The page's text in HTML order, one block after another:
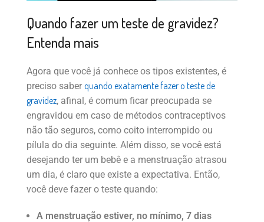
Quando fazer um teste de gravidez?
Entenda mais
Agora que você já conhece os tipos existentes, é
preciso saber quando exatamente fazer o teste de
gravidez, afinal, é comum ficar preocupada se
engravidou em caso de métodos contraceptivos
não tão seguros, como coito interrompido ou
pílula do dia seguinte. Além disso, se você está
desejando ter um bebê e a menstruação atrasou
um dia, é claro que existe a expectativa. Então,
você deve fazer o teste quando:
A menstruação estiver, no mínimo, 7 dias